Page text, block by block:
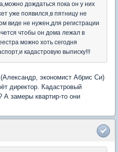
дождаться пока он у них
уже появился,в пятницу не
виде не нужен,для регистрации
чтобы он дома лежал в
можно хоть сегодня
кадастровую выписку!!!
экономист Абрис Си)
директор. Кадастровый
А замеры квартир-то они